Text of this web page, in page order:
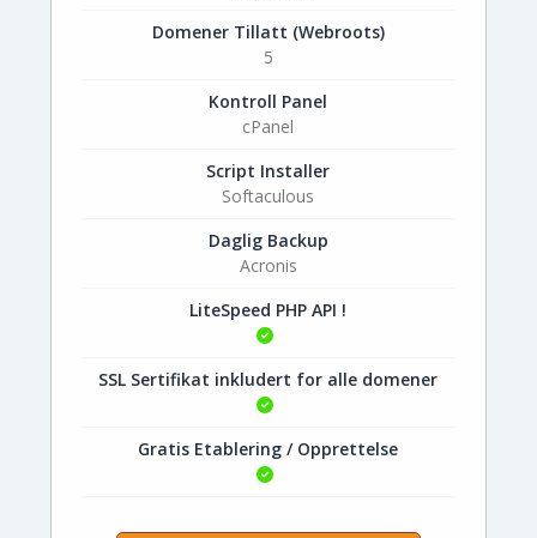
Domener Tillatt (Webroots)
5
Kontroll Panel
cPanel
Script Installer
Softaculous
Daglig Backup
Acronis
LiteSpeed PHP API !
SSL Sertifikat inkludert for alle domener
Gratis Etablering / Opprettelse